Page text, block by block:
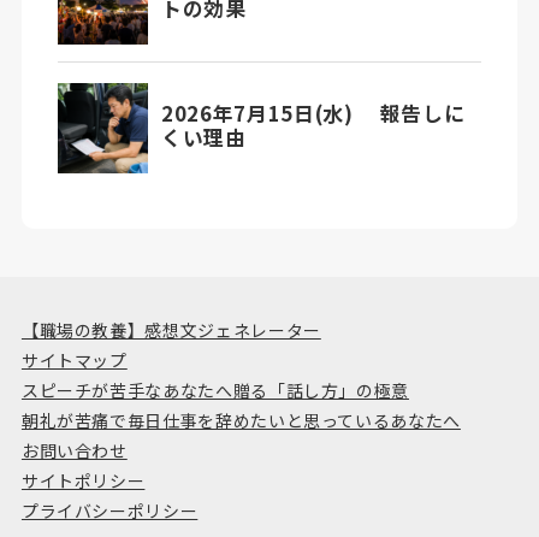
【職場の教養】感想文ジェネレーター
サイトマップ
スピーチが苦手なあなたへ贈る「話し方」の極意
朝礼が苦痛で毎日仕事を辞めたいと思っているあなたへ
お問い合わせ
サイトポリシー
プライバシーポリシー